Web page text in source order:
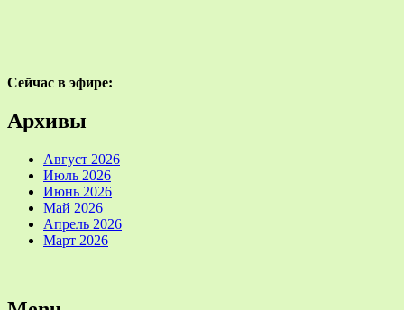
Сейчас в эфире:
Архивы
Август 2026
Июль 2026
Июнь 2026
Май 2026
Апрель 2026
Март 2026